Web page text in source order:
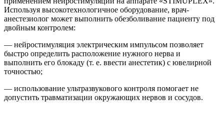
Используя высокотехнологичное оборудование, врач-
анестезиолог может выполнить обезболивание пациенту под
двойным контролем:
— нейростимуляция электрическим импульсом позволяет
быстро определить расположение нужного нерва и
выполнить его блокаду (т. е. ввести анестетик) с ювелирной
точностью;
— использование ультразвукового контроля помогает не
допустить травматизации окружающих нервов и сосудов.